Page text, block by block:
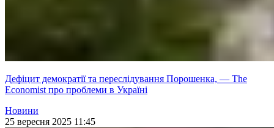
Дефіцит демократії та переслідування Порошенка, — The
Economist про проблеми в Україні
Новини
25 вересня 2025 11:45